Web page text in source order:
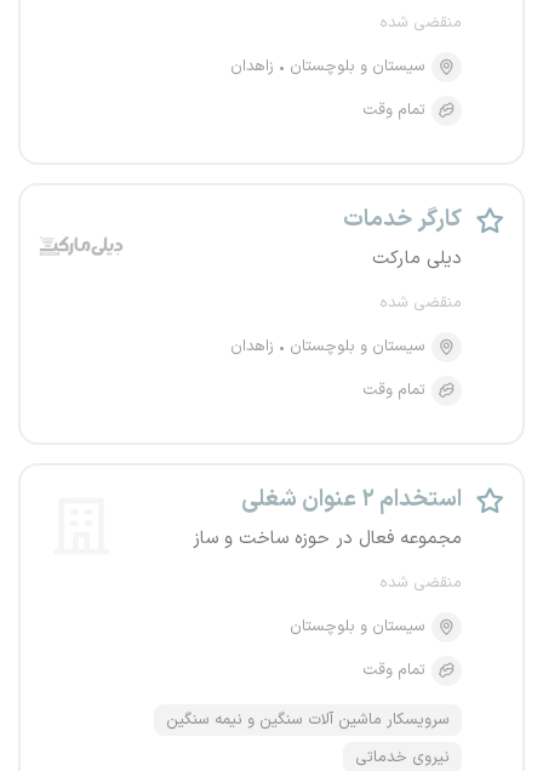
منقضی شده
سیستان و بلوچستان
زاهدان
تمام وقت
کارگر خدمات
دیلی مارکت
منقضی شده
سیستان و بلوچستان
زاهدان
تمام وقت
استخدام ۲ عنوان شغلی
مجموعه فعال در حوزه ساخت و ساز
منقضی شده
سیستان و بلوچستان
تمام وقت
سرویسکار ماشین آلات سنگین و نیمه سنگین
نیروی خدماتی